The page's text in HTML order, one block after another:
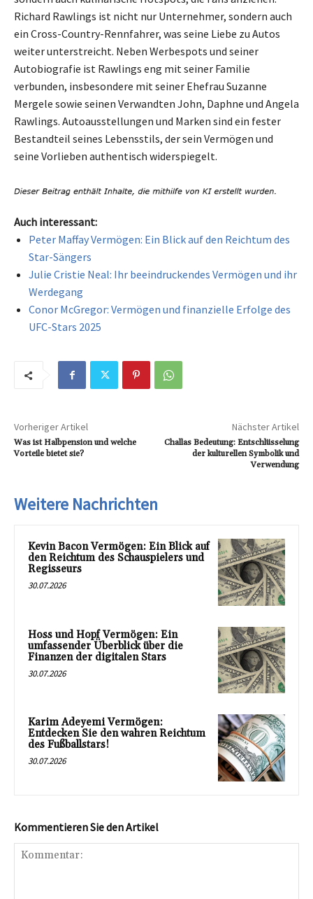
Richard Rawlings ist nicht nur Unternehmer, sondern auch
ein Cross-Country-Rennfahrer, was seine Liebe zu Autos
weiter unterstreicht. Neben Werbespots und seiner
Autobiografie ist Rawlings eng mit seiner Familie
verbunden, insbesondere mit seiner Ehefrau Suzanne
Mergele sowie seinen Verwandten John, Daphne und Angela
Rawlings. Autoausstellungen und Marken sind ein fester
Bestandteil seines Lebensstils, der sein Vermögen und
seine Vorlieben authentisch widerspiegelt.
Auch interessant:
Peter Maffay Vermögen: Ein Blick auf den Reichtum des
Star-Sängers
Julie Cristie Neal: Ihr beeindruckendes Vermögen und ihr
Werdegang
Conor McGregor: Vermögen und finanzielle Erfolge des
UFC-Stars 2025
Vorheriger Artikel
Was ist Halbpension und welche
Vorteile bietet sie?
Nächster Artikel
Challas Bedeutung: Entschlüsselung
der kulturellen Symbolik und
Verwendung
Weitere Nachrichten
Kevin Bacon Vermögen: Ein Blick auf
den Reichtum des Schauspielers und
Regisseurs
30.07.2026
Hoss und Hopf Vermögen: Ein
umfassender Überblick über die
Finanzen der digitalen Stars
30.07.2026
Karim Adeyemi Vermögen:
Entdecken Sie den wahren Reichtum
des Fußballstars!
30.07.2026
Kommentieren Sie den Artikel